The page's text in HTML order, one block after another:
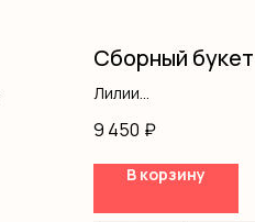
Сборный букет
Лилии
Диантус
Писташ
Оформление
9 450 ₽
В корзину